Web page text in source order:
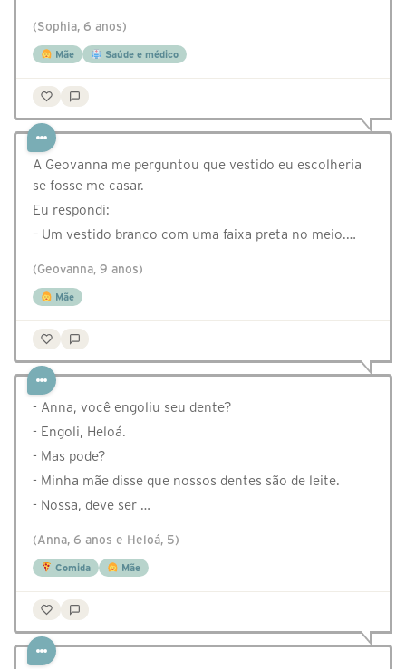
(Sophia, 6 anos)
Mãe Saúde e médico
A Geovanna me perguntou que vestido eu escolheria
se fosse me casar.
Eu respondi:
– Um vestido branco com uma faixa preta no meio.…
(Geovanna, 9 anos)
Mãe
- Anna, você engoliu seu dente?
- Engoli, Heloá.
- Mas pode?
- Minha mãe disse que nossos dentes são de leite.
- Nossa, deve ser …
(Anna, 6 anos e Heloá, 5)
Comida Mãe